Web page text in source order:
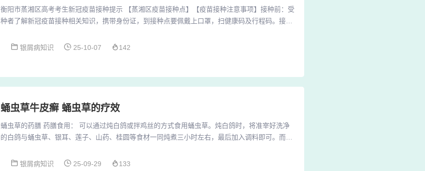
衡阳市蒸湘区高考考生新冠疫苗接种提示 【蒸湘区疫苗接种点】【疫苗接种注意事项】接种前：受
种者了解新冠疫苗接种相关知识，携带身份证，到接种点要佩戴上口罩，扫健康码及行程码。接种
观区留观30分钟，没有异常情况才可以离开。衡阳新冠疫苗第二针接种最新消息衡阳疾控：请抓紧
银屑病知识 25-10-07 142
蛹虫草牛皮癣 蛹虫草的疗效
蛹虫草的药膳 药膳食用： 可以通过炖白鸽或拌鸡丝的方式食用蛹虫草。炖白鸽时，将准宰好洗净
的白鸽与蛹虫草、银耳、莲子、山药、桂圆等食材一同炖煮三小时左右，最后加入调料即可。而拌
水立即的冲调，5分钟之后便可立即食用，且能够数次性的冲调。蛹虫草也可一起吞掉。熬水：选
银屑病知识 25-09-29 133